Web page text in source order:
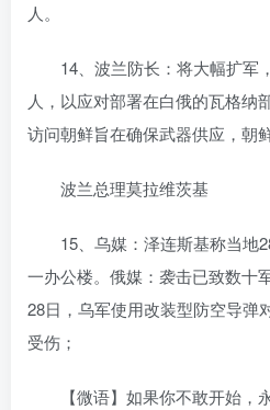
人。
14、波兰防长：将大幅扩军
人，以应对部署在白俄的瓦格纳
访问朝鲜旨在确保武器供应，朝
波兰总理莫拉维茨基
15、乌媒：泽连斯基称当地
一办公楼。俄媒：袭击已致数十
28日，乌军使用改装型防空导弹
受伤；
【微语】如果你不敢开始